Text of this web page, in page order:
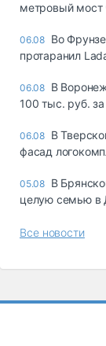
метровый мост
06.08 Во
протаранил
06.08 В
100 тыс. руб.
06.08 В
фасад
05.08 В
целую семью в
Все новости